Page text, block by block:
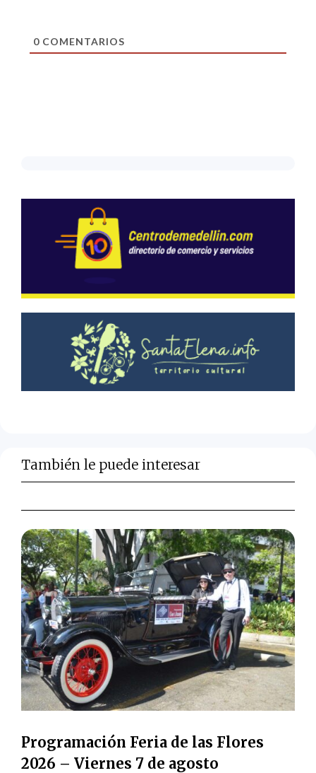
0COMENTARIOS
También le puede interesar
Programación Feria de las Flores
2026 – Viernes 7 de agosto